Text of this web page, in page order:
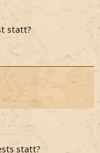
statt?
statt?